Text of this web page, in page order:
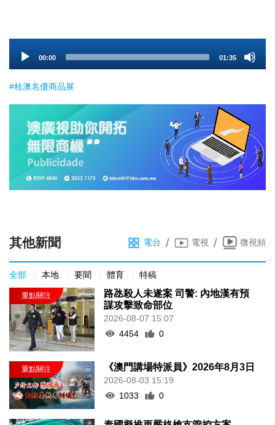
Player
00:00 01:35
#桂澳名優商品展
其他新聞 電台 / 電視 / 微視頻
全部 本地 要聞 體育 特稿
路氹殺人未遂案 司警: 內地漢有預
謀攻擊致命部位
2026-08-07 15:07
4454
0
《澳門講場特派員》2026年8月3日
2026-08-03 15:19
1033
0